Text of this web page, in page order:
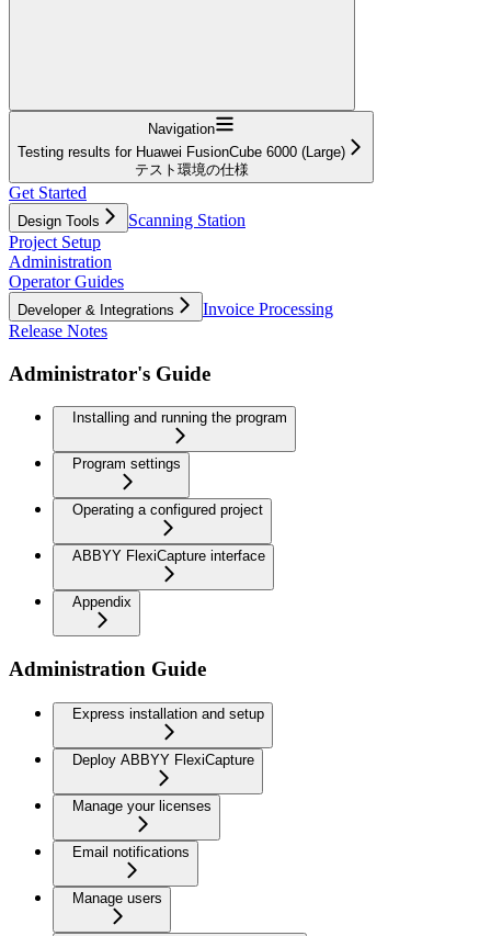
Navigation
Testing results for Huawei FusionCube 6000 (Large)
テスト環境の仕様
Get Started
Design Tools
Scanning Station
Project Setup
Administration
Operator Guides
Developer & Integrations
Invoice Processing
Release Notes
Administrator's Guide
Installing and running the program
Program settings
Operating a configured project
ABBYY FlexiCapture interface
Appendix
Administration Guide
Express installation and setup
Deploy ABBYY FlexiCapture
Manage your licenses
Email notifications
Manage users